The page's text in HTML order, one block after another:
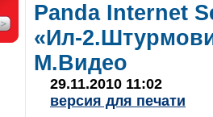
Panda Internet
«Ил-
М.Видео
29.11.2010 11:02
версия для печати